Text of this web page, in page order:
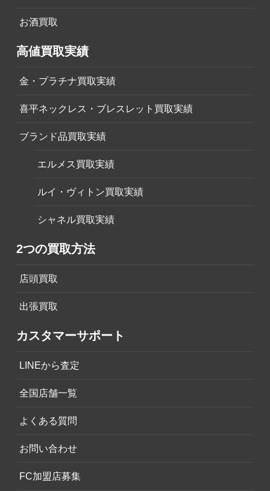
お酒買取
高値買取実績
金・プラチナ買取実績
喜平ネックレス・ブレスレット買取実績
ブランド品買取実績
エルメス買取実績
ルイ・ヴィトン買取実績
シャネル買取実績
2つの買取方法
店頭買取
出張買取
カスタマーサポート
LINEから査定
全国店舗一覧
よくある質問
お問い合わせ
FC加盟店募集